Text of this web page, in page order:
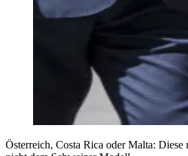
Österreich, Costa Rica oder Malta: Diese